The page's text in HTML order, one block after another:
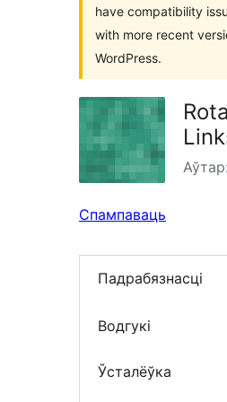
have compatibility
with more recent
WordPress.
Аўтар:
Спампаваць
Падрабязнасці
Водгукі
Ўсталёўка